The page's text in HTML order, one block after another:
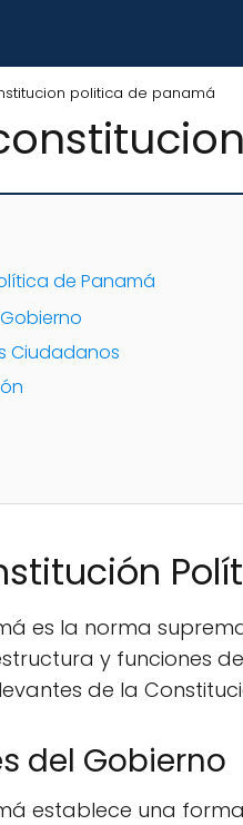
politica de panamá
de Panamá
Ciudadanos
es la norma
y funciones
de la
del Gobierno
establece una